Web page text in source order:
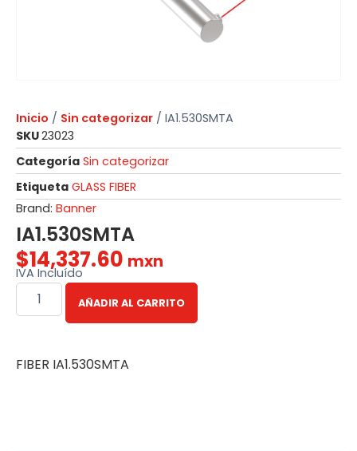
Inicio / Sin categorizar / IA1.530SMTA
SKU23023
Categoría Sin categorizar
Etiqueta GLASS FIBER
Brand: Banner
IA1.530SMTA
$14,337.60 mxn
IVA Incluído
AÑADIR AL CARRITO
FIBER IA1.530SMTA